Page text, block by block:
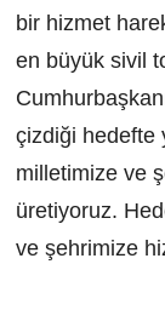
bir hizmet
en büyük sivil
çizdiği hedefte
milletimize ve
üretiyoruz.
ve şehrimize